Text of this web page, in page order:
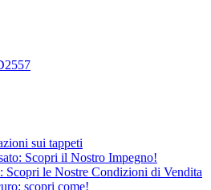
sui tappeti
Scopri il Nostro Impegno!
Scopri le Nostre Condizioni di Vendita
scopri come!